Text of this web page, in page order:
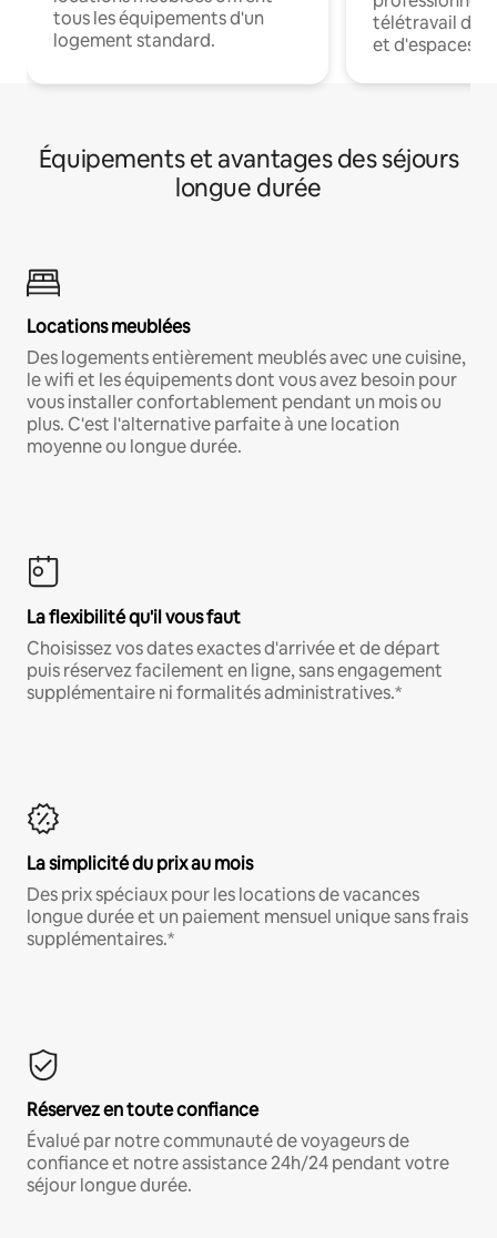
tous les équipements d'un
logement standard.
télétravail
et d'espaces
Équipements et avantages des séjours
longue durée
Locations meublées
Des logements entièrement meublés avec une cuisine,
le wifi et les équipements dont vous avez besoin pour
vous installer confortablement pendant un mois ou
plus. C'est l'alternative parfaite à une location
moyenne ou longue durée.
La flexibilité qu'il vous faut
Choisissez vos dates exactes d'arrivée et de départ
puis réservez facilement en ligne, sans engagement
supplémentaire ni formalités administratives.*
La simplicité du prix au mois
Des prix spéciaux pour les locations de vacances
longue durée et un paiement mensuel unique sans frais
supplémentaires.*
Réservez en toute confiance
Évalué par notre communauté de voyageurs de
confiance et notre assistance 24h/24 pendant votre
séjour longue durée.